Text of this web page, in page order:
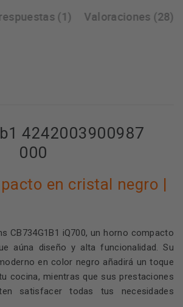
(1) Valoraciones (28)
en cristal negro |
CB734G1B1 iQ700, un horno compacto
aúna diseño y alta funcionalidad. Su
en color negro añadirá un toque
cocina, mientras que sus prestaciones
satisfacer todas tus necesidades